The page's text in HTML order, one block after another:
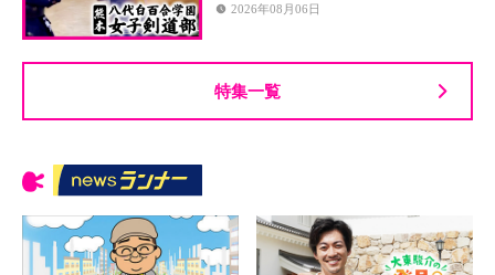
2026年08月06日
特集一覧